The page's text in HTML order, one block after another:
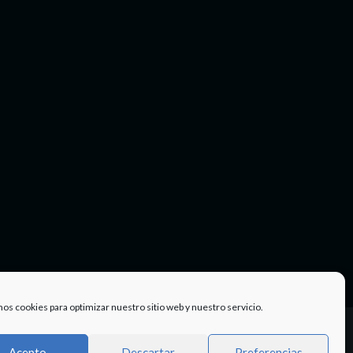
cookies para optimizar nuestro sitio web y nuestro servicio.
Twitter
TÉRMINOS